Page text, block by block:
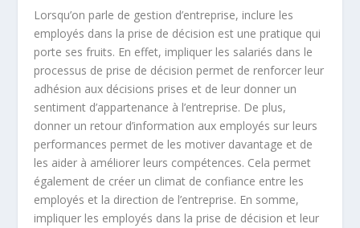
Lorsqu’on parle de gestion d’entreprise, inclure les
employés dans la prise de décision est une pratique qui
porte ses fruits. En effet, impliquer les salariés dans le
processus de prise de décision permet de renforcer leur
adhésion aux décisions prises et de leur donner un
sentiment d’appartenance à l’entreprise. De plus,
donner un retour d’information aux employés sur leurs
performances permet de les motiver davantage et de
les aider à améliorer leurs compétences. Cela permet
également de créer un climat de confiance entre les
employés et la direction de l’entreprise. En somme,
impliquer les employés dans la prise de décision et leur